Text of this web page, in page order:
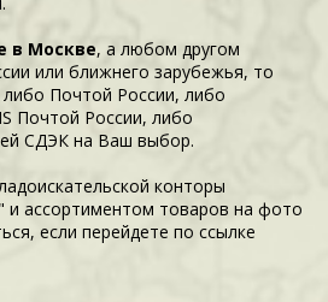
в Москве, а любом другом
или ближнего зарубежья, то
либо Почтой России, либо
Почтой России, либо
СДЭК на Ваш выбор.
конторы
ассортиментом товаров на фото
если перейдете по ссылке